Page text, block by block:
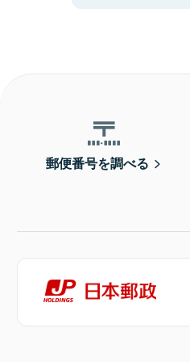
郵便番号を調べる